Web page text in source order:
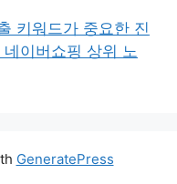
키워드가 중요한 진
이버쇼핑 상위 노
GeneratePress